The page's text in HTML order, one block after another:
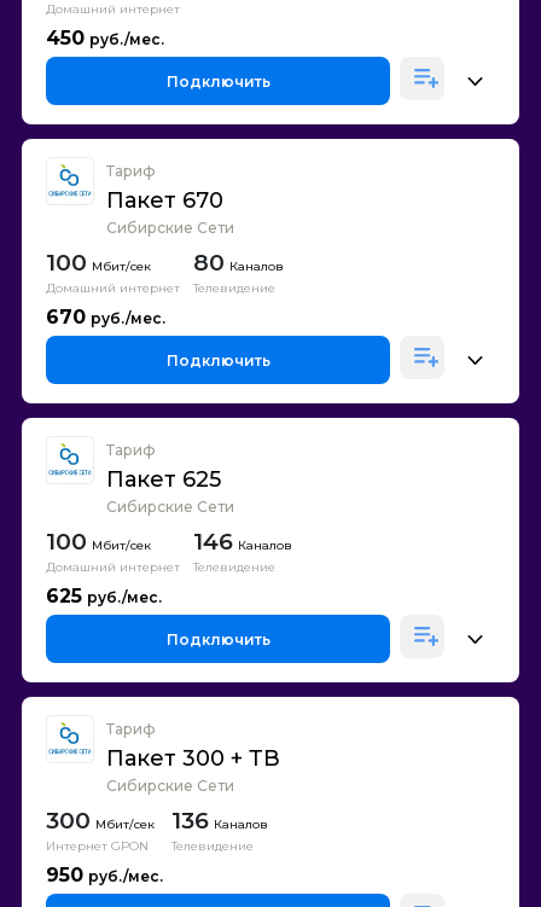
Домашний интернет
450
Подключить
Тариф
Пакет 670
Сибирские Сети
100
Домашний интернет
80 Каналов
Телевидение
670
Подключить
Тариф
Пакет 625
Сибирские Сети
100
Домашний интернет
146 Каналов
Телевидение
625
Подключить
Тариф
Пакет 300 + ТВ
Сибирские Сети
300
Интернет GPON
136 Каналов
Телевидение
950